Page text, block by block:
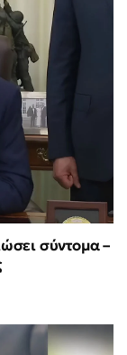
σύντομα –